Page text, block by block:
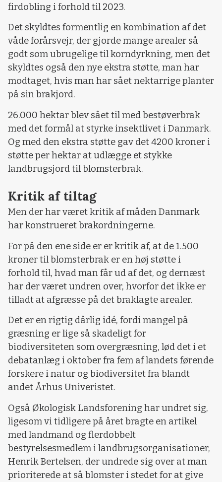
firdobling i forhold til 2023.
Det skyldtes formentlig en kombination af det
våde forårsvejr, der gjorde mange arealer så
godt som ubrugelige til korndyrkning, men det
skyldtes også den nye ekstra støtte, man har
modtaget, hvis man har sået nektarrige planter
på sin brakjord.
26.000 hektar blev sået til med bestøverbrak
med det formål at styrke insektlivet i Danmark.
Og med den ekstra støtte gav det 4200 kroner i
støtte per hektar at udlægge et stykke
landbrugsjord til blomsterbrak.
Kritik af tiltag
Men der har været kritik af måden Danmark
har konstrueret brakordningerne.
For på den ene side er er kritik af, at de 1.500
kroner til blomsterbrak er en høj støtte i
forhold til, hvad man får ud af det, og dernæst
har der været undren over, hvorfor det ikke er
tilladt at afgræsse på det braklagte arealer.
Det er en rigtig dårlig idé, fordi mangel på
græsning er lige så skadeligt for
biodiversiteten som overgræsning, lød det i et
debatanlæg i oktober fra fem af landets førende
forskere i natur og biodiversitet fra blandt
andet Århus Univeristet.
Også Økologisk Landsforening har undret sig,
ligesom vi tidligere på året bragte en artikel
med landmand og flerdobbelt
bestyrelsesmedlem i landbrugsorganisationer,
Henrik Bertelsen, der undrede sig over at man
prioriterede at så blomster i stedet for at give